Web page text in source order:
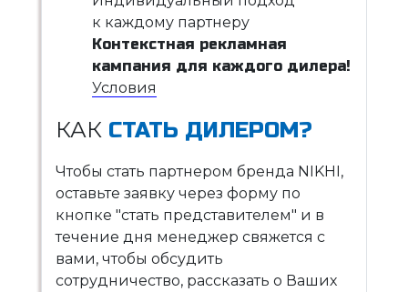
к каждому партнеру
Контекстная рекламная
кампания для каждого дилера!
Условия
КАК СТАТЬ ДИЛЕРОМ?
Чтобы стать партнером бренда NIKHI,
оставьте заявку через форму по
кнопке "стать представителем" и в
течение дня менеджер свяжется с
вами, чтобы обсудить
сотрудничество, рассказать о Ваших